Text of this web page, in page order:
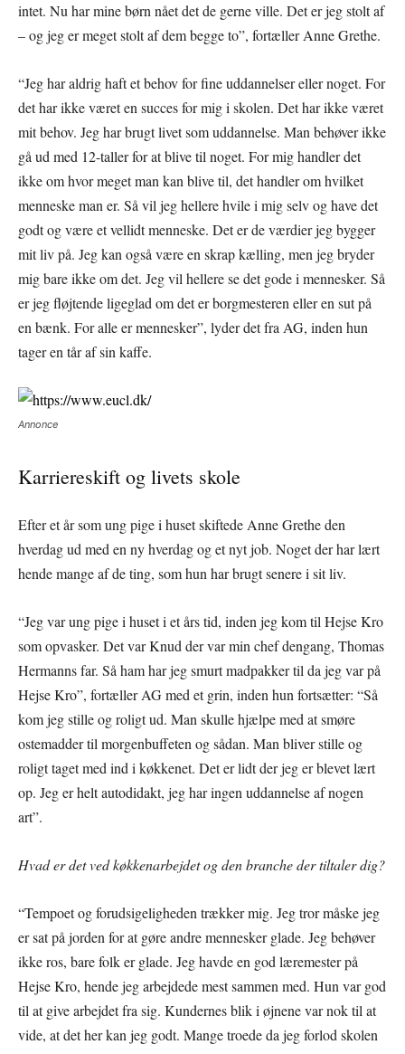
intet. Nu har mine børn nået det de gerne ville. Det er jeg stolt af
– og jeg er meget stolt af dem begge to”, fortæller Anne Grethe.
“Jeg har aldrig haft et behov for fine uddannelser eller noget. For
det har ikke været en succes for mig i skolen. Det har ikke været
mit behov. Jeg har brugt livet som uddannelse. Man behøver ikke
gå ud med 12-taller for at blive til noget. For mig handler det
ikke om hvor meget man kan blive til, det handler om hvilket
menneske man er. Så vil jeg hellere hvile i mig selv og have det
godt og være et vellidt menneske. Det er de værdier jeg bygger
mit liv på. Jeg kan også være en skrap kælling, men jeg bryder
mig bare ikke om det. Jeg vil hellere se det gode i mennesker. Så
er jeg fløjtende ligeglad om det er borgmesteren eller en sut på
en bænk. For alle er mennesker”, lyder det fra AG, inden hun
tager en tår af sin kaffe.
Annonce
Karriereskift og livets skole
Efter et år som ung pige i huset skiftede Anne Grethe den
hverdag ud med en ny hverdag og et nyt job. Noget der har lært
hende mange af de ting, som hun har brugt senere i sit liv.
“Jeg var ung pige i huset i et års tid, inden jeg kom til Hejse Kro
som opvasker. Det var Knud der var min chef dengang, Thomas
Hermanns far. Så ham har jeg smurt madpakker til da jeg var på
Hejse Kro”, fortæller AG med et grin, inden hun fortsætter: “Så
kom jeg stille og roligt ud. Man skulle hjælpe med at smøre
ostemadder til morgenbuffeten og sådan. Man bliver stille og
roligt taget med ind i køkkenet. Det er lidt der jeg er blevet lært
op. Jeg er helt autodidakt, jeg har ingen uddannelse af nogen
art”.
Hvad er det ved køkkenarbejdet og den branche der tiltaler dig?
“Tempoet og forudsigeligheden trækker mig. Jeg tror måske jeg
er sat på jorden for at gøre andre mennesker glade. Jeg behøver
ikke ros, bare folk er glade. Jeg havde en god læremester på
Hejse Kro, hende jeg arbejdede mest sammen med. Hun var god
til at give arbejdet fra sig. Kundernes blik i øjnene var nok til at
vide, at det her kan jeg godt. Mange troede da jeg forlod skolen